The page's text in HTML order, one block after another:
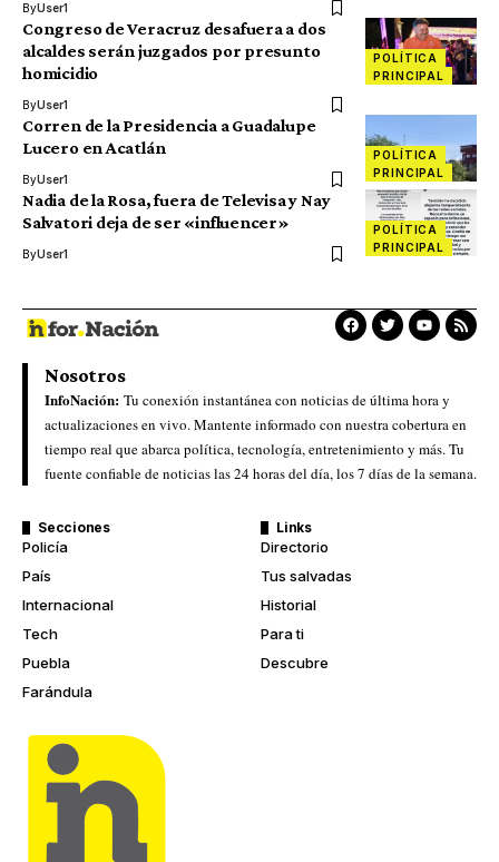
ByUser1
POLÍTICA
PRINCIPAL
Congreso de Veracruz desafuera a dos
alcaldes serán juzgados por presunto
homicidio
ByUser1
POLÍTICA
PRINCIPAL
Corren de la Presidencia a Guadalupe
Lucero en Acatlán
ByUser1
POLÍTICA
PRINCIPAL
Nadia de la Rosa, fuera de Televisa y Nay
Salvatori deja de ser «influencer»
ByUser1
Nosotros
InfoNación: Tu conexión instantánea con noticias de última hora y
actualizaciones en vivo. Mantente informado con nuestra cobertura en
tiempo real que abarca política, tecnología, entretenimiento y más. Tu
fuente confiable de noticias las 24 horas del día, los 7 días de la semana.
Secciones
Policía
País
Internacional
Tech
Puebla
Farándula
Links
Directorio
Tus salvadas
Historial
Para ti
Descubre